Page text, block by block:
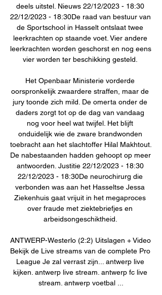
deels uitstel. Nieuws 22/12/2023 - 18:30
22/12/2023 - 18:30De raad van bestuur van
de Sportschool in Hasselt ontslaat twee
leerkrachten op staande voet. Vier andere
leerkrachten worden geschorst en nog eens
vier worden ter beschikking gesteld.
Het Openbaar Ministerie vorderde
oorspronkelijk zwaardere straffen, maar de
jury toonde zich mild. De omerta onder de
daders zorgt tot op de dag van vandaag
nog voor heel wat twijfel. Het blijft
onduidelijk wie de zware brandwonden
toebracht aan het slachtoffer Hilal Makhtout.
De nabestaanden hadden gehoopt op meer
antwoorden. Justitie 22/12/2023 - 18:30
22/12/2023 - 18:30De neurochirurg die
verbonden was aan het Hasseltse Jessa
Ziekenhuis gaat vrijuit in het megaproces
over fraude met ziektebriefjes en
arbeidsongeschiktheid.
ANTWERP-Westerlo (2:2) Uitslagen + Video
Bekijk de Live streams van de complete Pro
League Je zal verrast zijn... antwerp live
kijken. antwerp live stream. antwerp fc live
stream. antwerp voetbal ...